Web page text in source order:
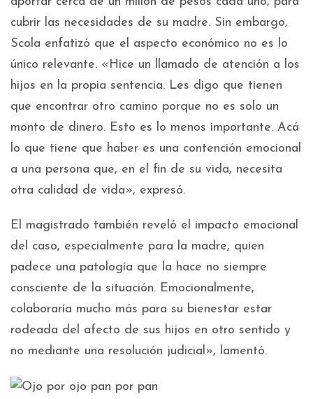
cubrir las necesidades de su madre. Sin embargo,
Scola enfatizó que el aspecto económico no es lo
único relevante. «Hice un llamado de atención a los
hijos en la propia sentencia. Les digo que tienen
que encontrar otro camino porque no es solo un
monto de dinero. Esto es lo menos importante. Acá
lo que tiene que haber es una contención emocional
a una persona que, en el fin de su vida, necesita
otra calidad de vida», expresó.
El magistrado también reveló el impacto emocional
del caso, especialmente para la madre, quien
padece una patología que la hace no siempre
consciente de la situación. Emocionalmente,
colaboraría mucho más para su bienestar estar
rodeada del afecto de sus hijos en otro sentido y
no mediante una resolución judicial», lamentó.